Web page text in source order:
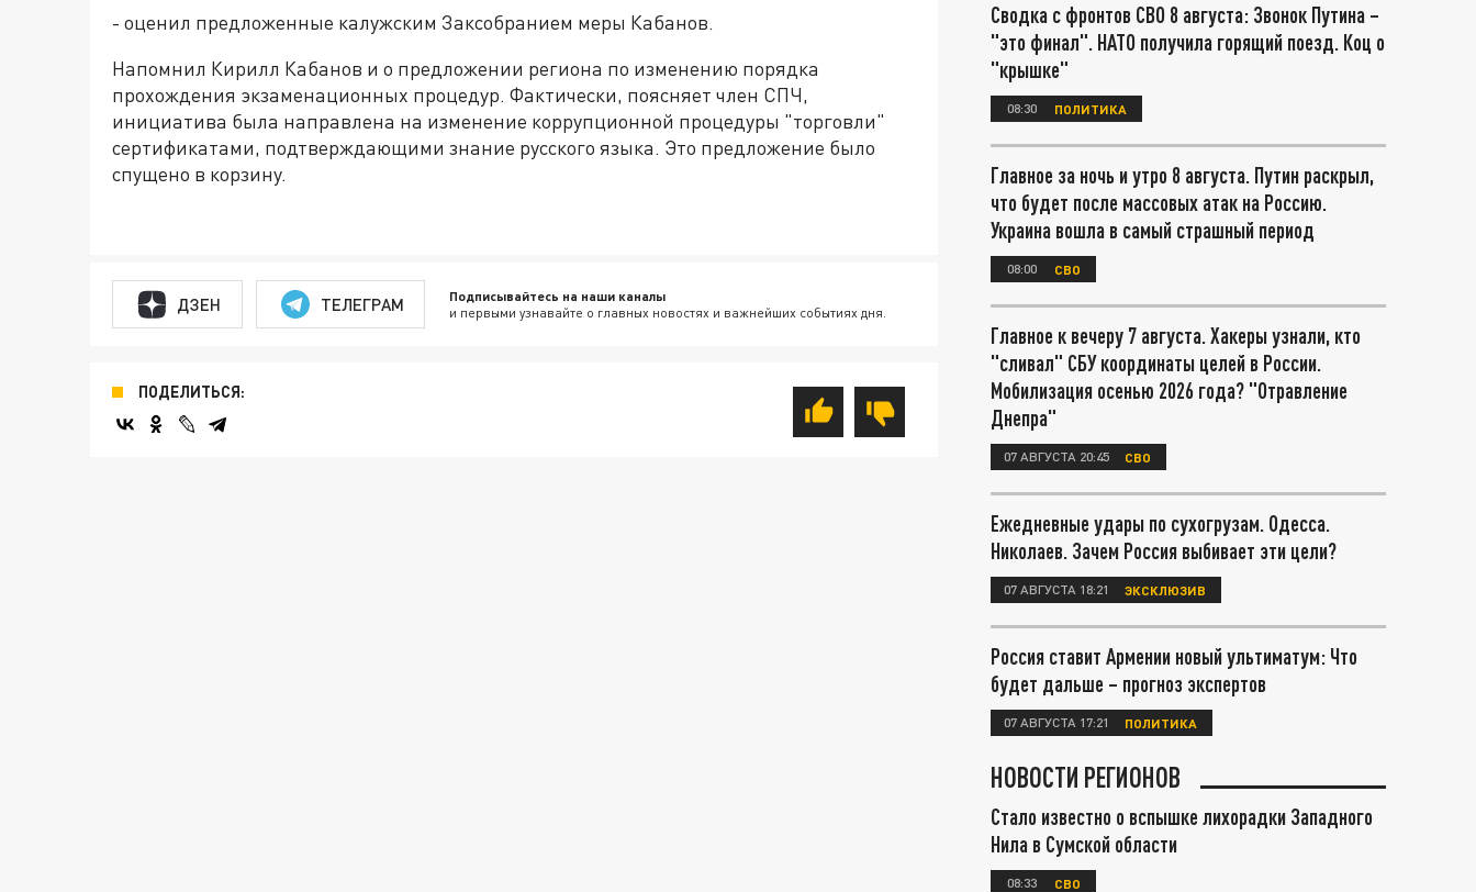
- оценил предложенные калужским Заксобранием меры Кабанов.
Напомнил Кирилл Кабанов и о предложении региона по изменению порядка
прохождения экзаменационных процедур. Фактически, поясняет член СПЧ,
инициатива была направлена на изменение коррупционной процедуры "торговли"
сертификатами, подтверждающими знание русского языка. Это предложение было
спущено в корзину.
ДЗЕН ТЕЛЕГРАМ Подписывайтесь на наши каналы
и первыми узнавайте о главных новостях и важнейших событиях дня.
ПОДЕЛИТЬСЯ:
Сводка с фронтов СВО 8 августа: Звонок Путина –
"это финал". НАТО получила горящий поезд. Коц о
"крышке"
08:30 ПОЛИТИКА
Главное за ночь и утро 8 августа. Путин раскрыл,
что будет после массовых атак на Россию.
Украина вошла в самый страшный период
08:00 СВО
Главное к вечеру 7 августа. Хакеры узнали, кто
"сливал" СБУ координаты целей в России.
Мобилизация осенью 2026 года? "Отравление
Днепра"
07 АВГУСТА 20:45 СВО
Ежедневные удары по сухогрузам. Одесса.
Николаев. Зачем Россия выбивает эти цели?
07 АВГУСТА 18:21 ЭКСКЛЮЗИВ
Россия ставит Армении новый ультиматум: Что
будет дальше – прогноз экспертов
07 АВГУСТА 17:21 ПОЛИТИКА
НОВОСТИ РЕГИОНОВ
Стало известно о вспышке лихорадки Западного
Нила в Сумской области
08:33 СВО